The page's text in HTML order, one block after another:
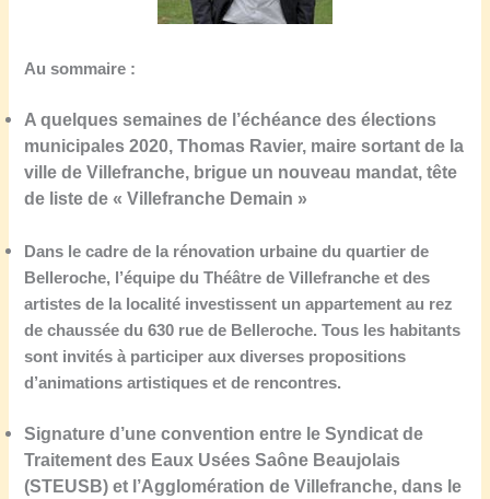
Au sommaire :
A quelques semaines de l’échéance des élections
municipales 2020, Thomas Ravier, maire sortant de la
ville de Villefranche, brigue un nouveau mandat, tête
de liste de « Villefranche Demain »
Dans le cadre de la rénovation urbaine du quartier de
Belleroche, l’équipe du Théâtre de Villefranche et des
artistes de la localité investissent un appartement au rez
de chaussée du 630 rue de Belleroche. Tous les habitants
sont invités à participer aux diverses propositions
d’animations artistiques et de rencontres.
Signature d’une convention entre le Syndicat de
Traitement des Eaux Usées Saône Beaujolais
(STEUSB) et l’Agglomération de Villefranche, dans le